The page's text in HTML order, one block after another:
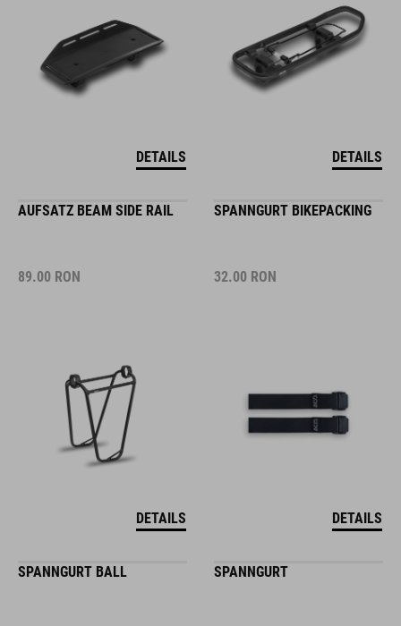
DETAILS DETAILS
AUFSATZ BEAM SIDE RAIL
89.00 RON
DETAILS
SPANNGURT BIKEPACKING
32.00 RON
DETAILS
SPANNGURT BALL SPANNGURT